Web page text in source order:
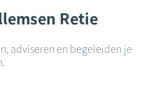
Retie
adviseren en begeleiden je